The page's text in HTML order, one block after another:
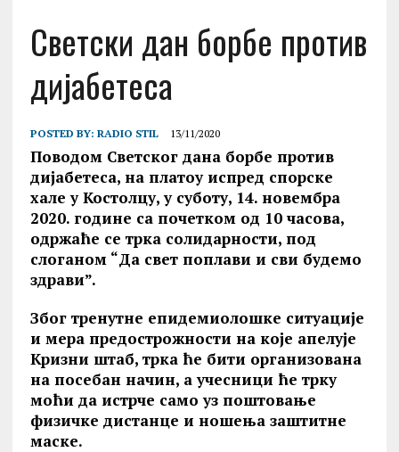
Светски дан борбе против
дијабетеса
POSTED BY: RADIO STIL 13/11/2020
Поводом Светског дана борбе против
дијабетеса, на платоу испред спорске
хале у Костолцу, у суботу, 14. новембра
2020. године са почетком од 10 часова,
одржаће се трка солидарности, под
слоганом “Да свет поплави и сви будемо
здрави”.
Због тренутне епидемиолошке ситуације
и мера предострожности на које апелује
Кризни штаб, трка ће бити организована
на посебан начин, а учесници ће трку
моћи да истрче само уз поштовање
физичке дистанце и ношења заштитне
маске.